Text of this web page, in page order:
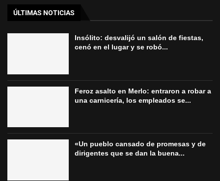
ÚLTIMAS NOTICIAS
Insólito: desvalijó un salón de fiestas,
cenó en el lugar y se robó...
Feroz asalto en Merlo: entraron a robar a
una carnicería, los empleados se...
«Un pueblo cansado de promesas y de
dirigentes que se dan la buena...